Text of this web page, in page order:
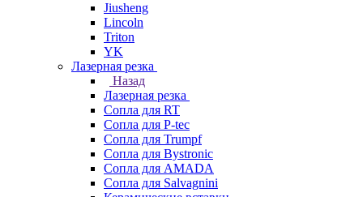
Jiusheng
Lincoln
Triton
YK
Лазерная резка
Назад
Лазерная резка
Сопла для RT
Сопла для P-tec
Сопла для Trumpf
Сопла для Bystronic
Сопла для AMADA
Сопла для Salvagnini